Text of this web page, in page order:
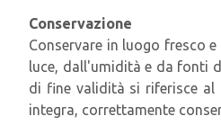
Conservazione
Conservare in luogo fresco
luce, dall'umidità e da fonti
di fine validità si riferisce
integra, correttamente